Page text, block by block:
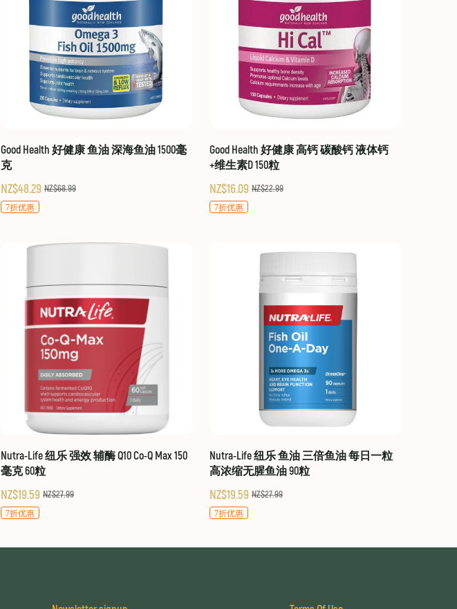
Good Health 好健康 鱼油 深海鱼油 1500毫
克
NZ$48.29 NZ$68.99
7折优惠
Good Health 好健康 高钙 碳酸钙 液体钙
+维生素D 150粒
NZ$16.09 NZ$22.99
7折优惠
Nutra-Life 纽乐 强效 辅酶 Q10 Co-Q Max 150
毫克 60粒
NZ$19.59 NZ$27.99
7折优惠
Nutra-Life 纽乐 鱼油 三倍鱼油 每日一粒
高浓缩无腥鱼油 90粒
NZ$19.59 NZ$27.99
7折优惠